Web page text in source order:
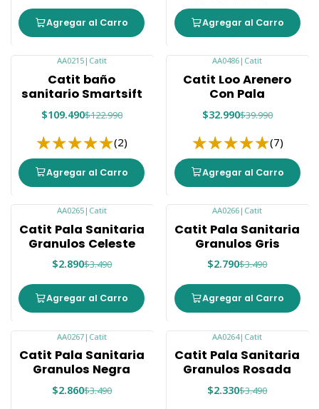
Agregar al Carro Agregar al Carro
AA0215| Catit
Catit baño
sanitario Smartsift
$109.490$122.990
(2)
Agregar al Carro
AA0486 | Catit
Catit Loo Arenero
Con Pala
$32.990$39.990
(7)
Agregar al Carro
AA0265| Catit
Catit Pala Sanitaria
Granulos Celeste
$2.890$3.490
Agregar al Carro
AA0266 | Catit
Catit Pala Sanitaria
Granulos Gris
$2.790$3.490
Agregar al Carro
AA0267| Catit
Catit Pala Sanitaria
Granulos Negra
$2.860$3.490
AA0264| Catit
Catit Pala Sanitaria
Granulos Rosada
$2.330$3.490